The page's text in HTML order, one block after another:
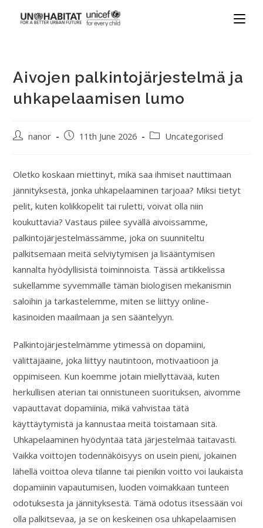
Aivojen palkintojärjestelmä ja
uhkapelaamisen lumo
nanor 11th June 2026 Uncategorised
Oletko koskaan miettinyt, mikä saa ihmiset nauttimaan
jännityksestä, jonka uhkapelaaminen tarjoaa? Miksi tietyt
pelit, kuten kolikkopelit tai ruletti, voivat olla niin
koukuttavia? Vastaus piilee syvällä aivoissamme,
palkintojärjestelmässämme, joka on suunniteltu
palkitsemaan meitä selviytymisen ja lisääntymisen
kannalta hyödyllisistä toiminnoista. Tässä artikkelissa
sukellamme syvemmälle tämän biologisen mekanismin
saloihin ja tarkastelemme, miten se liittyy online-
kasinoiden maailmaan ja sen sääntelyyn.
Palkintojärjestelmämme ytimessä on dopamiini,
välittäjäaine, joka liittyy nautintoon, motivaatioon ja
oppimiseen. Kun koemme jotain miellyttävää, kuten
herkullisen aterian tai onnistuneen suorituksen, aivomme
vapauttavat dopamiinia, mikä vahvistaa tätä
käyttäytymistä ja kannustaa meitä toistamaan sitä.
Uhkapelaaminen hyödyntää tätä järjestelmää taitavasti.
Vaikka voittojen todennäköisyys on usein pieni, jokainen
lähellä voittoa oleva tilanne tai pienikin voitto voi laukaista
dopamiinin vapautumisen, luoden voimakkaan tunteen
odotuksesta ja jännityksestä. Tämä odotus itsessään voi
olla palkitsevaa, ja se on keskeinen osa uhkapelaamisen